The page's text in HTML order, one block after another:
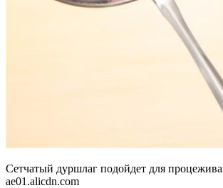
Сетчатый дуршлаг подойдет для
ae01.alicdn.com